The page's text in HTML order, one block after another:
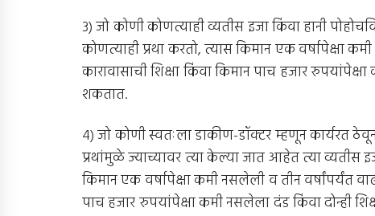
३) जो कोणी कोणत्याही व्यतीस इजा किंवा हानी
कोणत्याही प्रथा करतो, त्यास किमान एक वर्षापेक्षा
कारावासाची शिक्षा किंवा किमान पाच हजार
शकतात.
४) जो कोणी स्वतःला डाकीण-डॉक्टर म्हणून कार्यरत
प्रथांमुळे ज्याच्यावर त्या केल्या जात आहेत त्या व्यतीस
किमान एक वर्षापेक्षा कमी नसलेली व तीन वर्षांपर्यंत
पाच हजार रुपयांपेक्षा कमी नसलेला दंड किंवा दोन्ही